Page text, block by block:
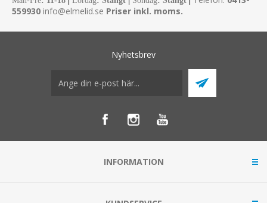
559930 info@elmelid.se Priser inkl. moms.
Nyhetsbrev
INFORMATION